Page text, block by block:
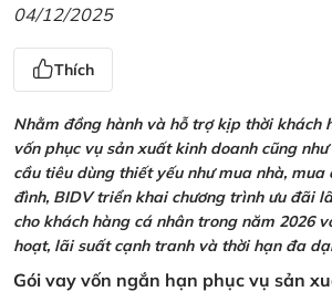
04/12/2025
Thích
Nhằm đồng hành và hỗ trợ kịp thời khách
vốn phục vụ sản xuất kinh doanh cũng
cầu tiêu dùng thiết yếu như mua nhà,
đình, BIDV triển khai chương trình ưu đãi
cho khách hàng cá nhân trong năm 2026
hoạt, lãi suất cạnh tranh và thời hạn đa
Gói vay vốn ngắn hạn phục vụ sản